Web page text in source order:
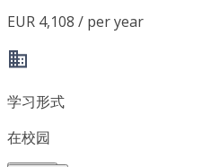
EUR 4,108 / per year
学习形式
在校园